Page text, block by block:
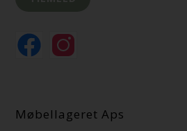
Møbellageret Aps